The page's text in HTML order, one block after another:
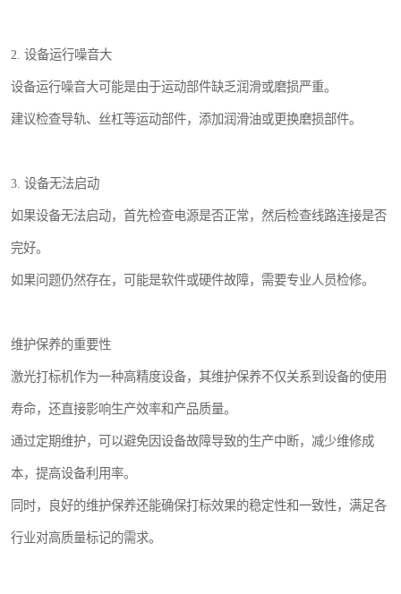
2. 设备运行噪音大
设备运行噪音大可能是由于运动部件缺乏润滑或磨损严重。
建议检查导轨、丝杠等运动部件，添加润滑油或更换磨损部件。
3. 设备无法启动
如果设备无法启动，首先检查电源是否正常，然后检查线路连接是否
完好。
如果问题仍然存在，可能是软件或硬件故障，需要专业人员检修。
维护保养的重要性
激光打标机作为一种高精度设备，其维护保养不仅关系到设备的使用
寿命，还直接影响生产效率和产品质量。
通过定期维护，可以避免因设备故障导致的生产中断，减少维修成
本，提高设备利用率。
同时，良好的维护保养还能确保打标效果的稳定性和一致性，满足各
行业对高质量标记的需求。